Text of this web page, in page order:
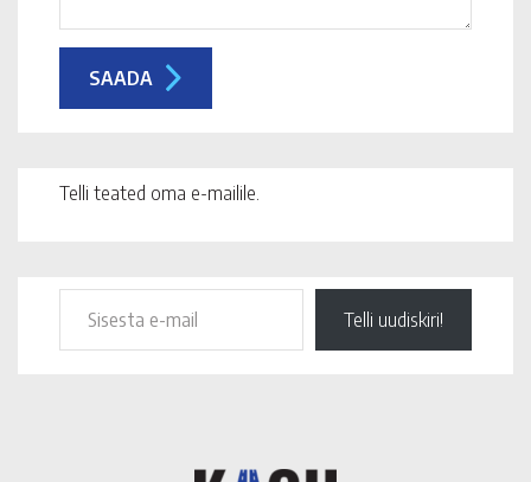
Telli teated oma e-mailile.
Telli uudiskiri!